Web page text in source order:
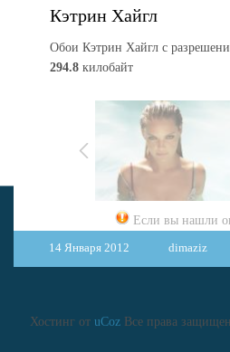
Кэтрин Хайгл
Обои Кэтрин Хайгл с
294.8 килобайт
Если вы нашли
14 Января 2012
dimaziz
Хостинг от uCozВсе права